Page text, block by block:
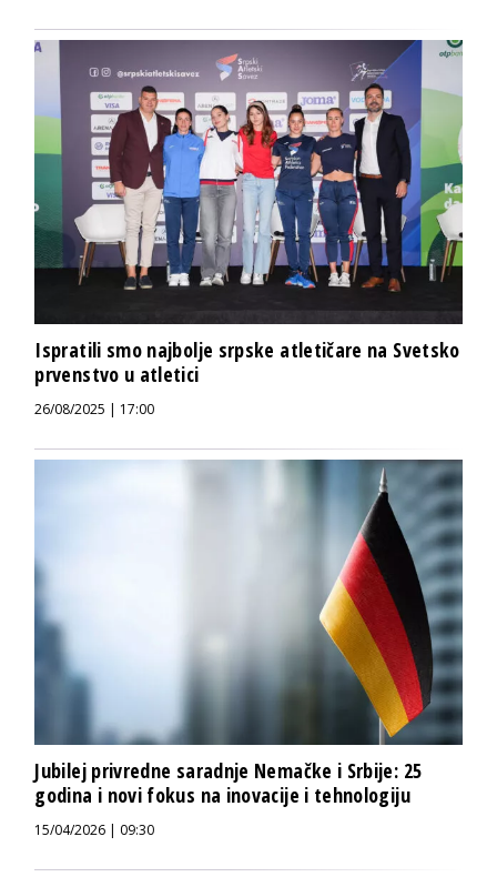
Ispratili smo najbolje srpske atletičare na Svetsko
prvenstvo u atletici
26/08/2025 | 17:00
Jubilej privredne saradnje Nemačke i Srbije: 25
godina i novi fokus na inovacije i tehnologiju
15/04/2026 | 09:30